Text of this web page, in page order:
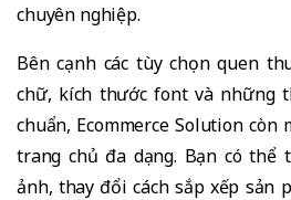
chuyên nghiệp.
Bên cạnh các tùy chọn quen
chữ, kích thước font và những
chuẩn, Ecommerce Solution còn
trang chủ đa dạng. Bạn có
ảnh, thay đổi cách sắp xếp sản